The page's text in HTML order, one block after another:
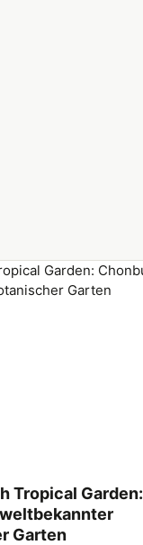
Tropical Garden:
Garten